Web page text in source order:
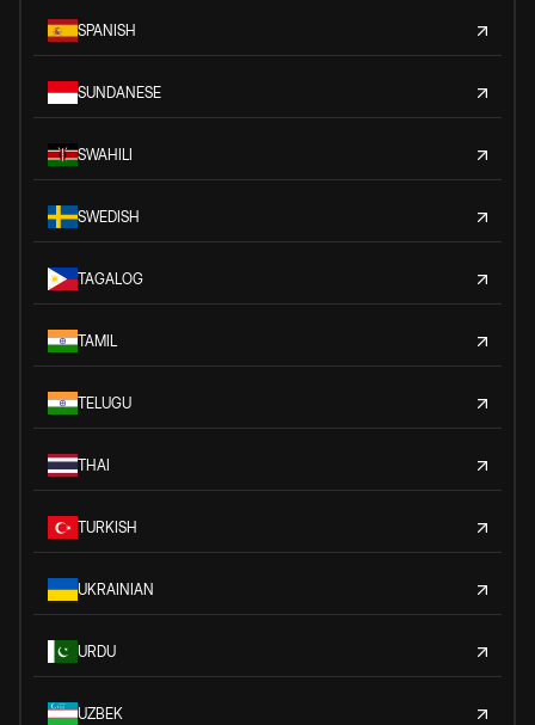
SPANISH
SUNDANESE
SWAHILI
SWEDISH
TAGALOG
TAMIL
TELUGU
THAI
TURKISH
UKRAINIAN
URDU
UZBEK